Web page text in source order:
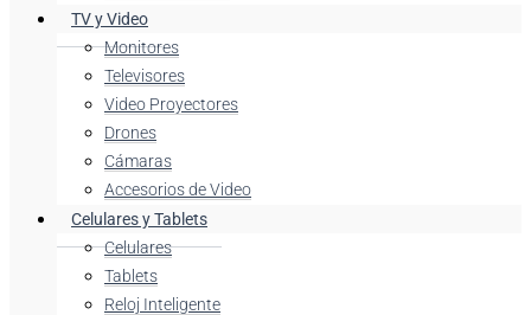
TV y Video
Monitores
Televisores
Video Proyectores
Drones
Cámaras
Accesorios de Video
Celulares y Tablets
Celulares
Tablets
Reloj Inteligente